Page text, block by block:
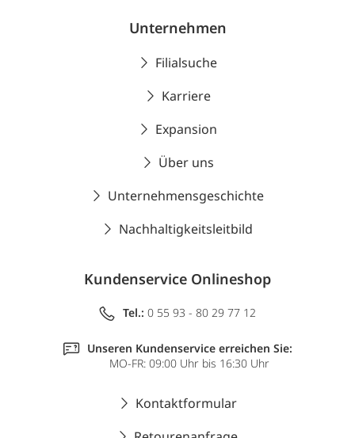
Unternehmen
Filialsuche
Karriere
Expansion
Über uns
Unternehmensgeschichte
Nachhaltigkeitsleitbild
Kundenservice Onlineshop
Tel.: 0 55 93 - 80 29 77 12
Unseren Kundenservice erreichen Sie:
MO-FR: 09:00 Uhr bis 16:30 Uhr
Kontaktformular